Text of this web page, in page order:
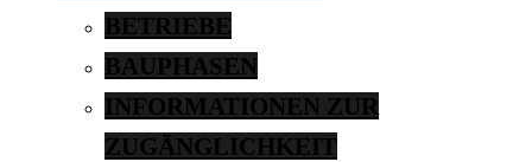
BETRIEBE
BAUPHASEN
INFORMATIONEN ZUR
ZUGÄNGLICHKEIT